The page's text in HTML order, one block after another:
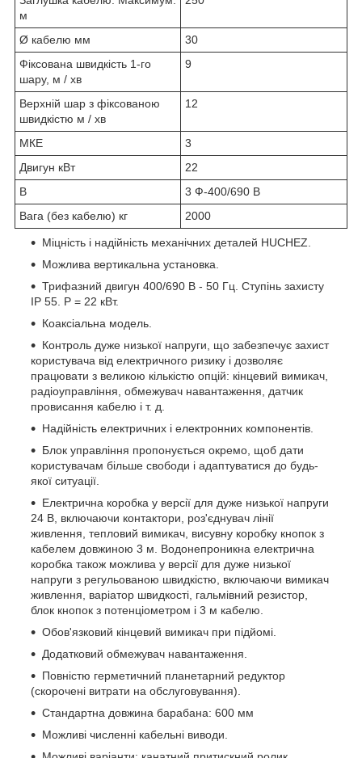
м
Ø кабелю мм
30
Фіксована швидкість 1-го
шару, м / хв
9
Верхній шар з фіксованою
швидкістю м / хв
12
МКЕ
3
Двигун кВт
22
В
3 Ф-400/690 В
Вага (без кабелю) кг
2000
Міцність і надійність механічних деталей HUCHEZ.
Можлива вертикальна установка.
Трифазний двигун 400/690 В - 50 Гц. Ступінь захисту
IP 55. P = 22 кВт.
Коаксіальна модель.
Контроль дуже низької напруги, що забезпечує захист
користувача від електричного ризику і дозволяє
працювати з великою кількістю опцій: кінцевий вимикач,
радіоуправління, обмежувач навантаження, датчик
провисання кабелю і т. д.
Надійність електричних і електронних компонентів.
Блок управління пропонується окремо, щоб дати
користувачам більше свободи і адаптуватися до будь-
якої ситуації.
Електрична коробка у версії для дуже низької напруги
24 В, включаючи контактори, роз'єднувач лінії
живлення, тепловий вимикач, висувну коробку кнопок з
кабелем довжиною 3 м. Водонепроникна електрична
коробка також можлива у версії для дуже низької
напруги з регульованою швидкістю, включаючи вимикач
живлення, варіатор швидкості, гальмівний резистор,
блок кнопок з потенціометром і 3 м кабелю.
Обов'язковий кінцевий вимикач при підйомі.
Додатковий обмежувач навантаження.
Повністю герметичний планетарний редуктор
(скорочені витрати на обслуговування).
Стандартна довжина барабана: 600 мм
Можливі численні кабельні виводи.